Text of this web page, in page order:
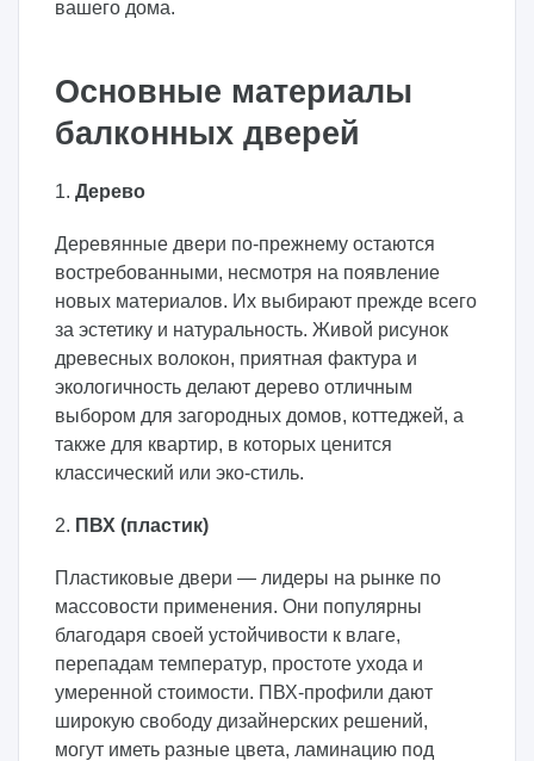
вашего дома.
Основные материалы
балконных дверей
1. Дерево
Деревянные двери по-прежнему остаются
востребованными, несмотря на появление
новых материалов. Их выбирают прежде всего
за эстетику и натуральность. Живой рисунок
древесных волокон, приятная фактура и
экологичность делают дерево отличным
выбором для загородных домов, коттеджей, а
также для квартир, в которых ценится
классический или эко-стиль.
2. ПВХ (пластик)
Пластиковые двери — лидеры на рынке по
массовости применения. Они популярны
благодаря своей устойчивости к влаге,
перепадам температур, простоте ухода и
умеренной стоимости. ПВХ-профили дают
широкую свободу дизайнерских решений,
могут иметь разные цвета, ламинацию под